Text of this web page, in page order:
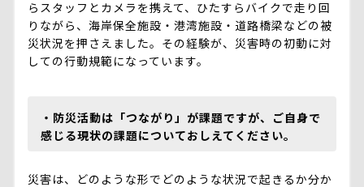
らスタッフとカメラを携えて、ひたすらバイクで走り回
りながら、海岸保全施設・港湾施設・道路橋梁などの被
災状況を押さえました。その経験が、災害時の初動に対
しての行動規範になっています。
・防災活動は「つながり」が課題ですが、ご自身で
感じる現状の課題についておしえてください。
災害は、どのような形でどのような状況で起きるか分か